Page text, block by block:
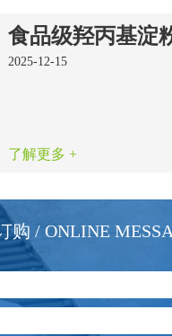
2025-12-15
了解更多 +
购 / ONLINE